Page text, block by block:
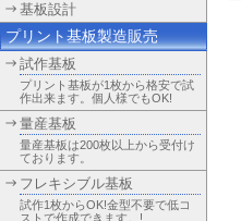
基板設計
プリント基板製造販売
試作基板
プリント基板が1枚から格安で試
作出来ます。個人様でもOK!
量産基板
量産基板は200枚以上から受付け
ております。
フレキシブル基板
試作1枚からOK!金型不要で低コ
ストで作成できます。!